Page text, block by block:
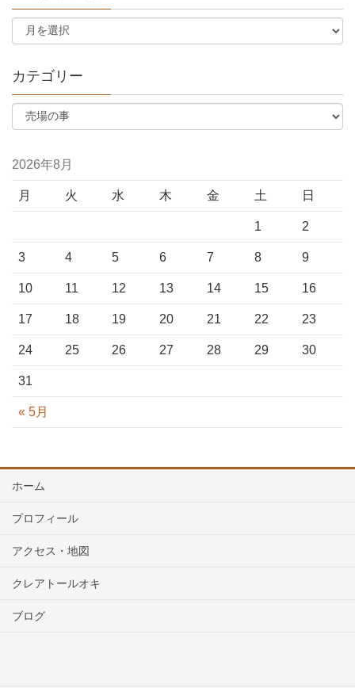
カテゴリー
2026年8月
月 火 水 木 金 土 日
« 5月
1 2
3 4 5 6 7 8 9
10 11 12 13 14 15 16
17 18 19 20 21 22 23
24 25 26 27 28 29 30
31
ホーム
プロフィール
アクセス・地図
クレアトールオキ
ブログ